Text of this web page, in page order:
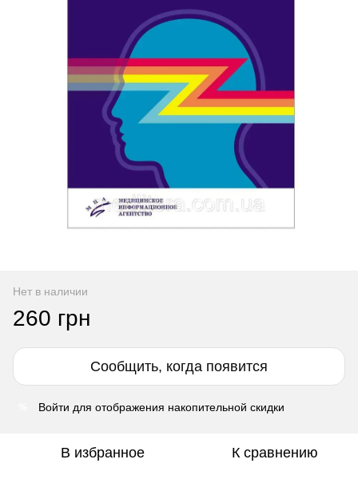
Нет в наличии
260 грн
Сообщить, когда появится
Войти для отображения накопительной скидки
В избранное К сравнению